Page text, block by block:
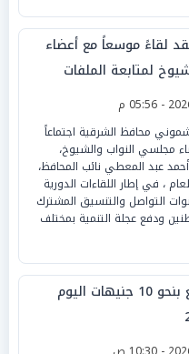
لقاءً موسعاً مع أعضاء
لمتابعة الملفات
محافظ الشرقية اجتماعاً
مجلسي النواب والشيوخ،
عبد المعطي نائب المحافظ،
، في إطار اللقاءات الدورية
التواصل والتنسيق المشترك
ودفع عجلة التنمية بمختلف
أسعار البيض تتراجع بنحو 10 جنيهات اليوم